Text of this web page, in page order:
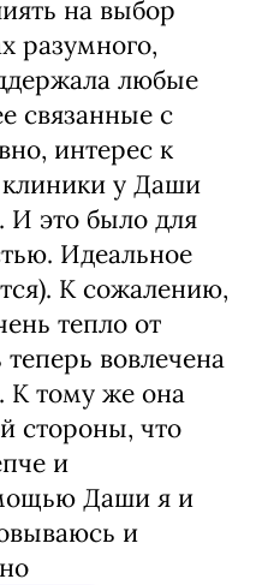
на выбор
разумного,
любые
связанные с
интерес к
у Даши
И это было для
Идеальное
К сожалению,
тепло от
вовлечена
К тому же она
стороны, что
и
Даши я и
и